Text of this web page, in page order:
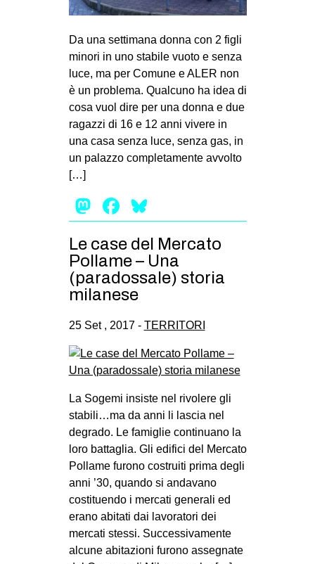
Da una settimana donna con 2 figli
minori in uno stabile vuoto e senza
luce, ma per Comune e ALER non
è un problema. Qualcuno ha idea di
cosa vuol dire per una donna e due
ragazzi di 16 e 12 anni vivere in
una casa senza luce, senza gas, in
un palazzo completamente avvolto
[…]
Mastodon
Facebook
Le case del Mercato
Pollame – Una
(paradossale) storia
milanese
25 Set , 2017 - TERRITORI
La Sogemi insiste nel rivolere gli
stabili…ma da anni li lascia nel
degrado. Le famiglie continuano la
loro battaglia. Gli edifici del Mercato
Pollame furono costruiti prima degli
anni ’30, quando si andavano
costituendo i mercati generali ed
erano abitati dai lavoratori dei
mercati stessi. Successivamente
alcune abitazioni furono assegnate